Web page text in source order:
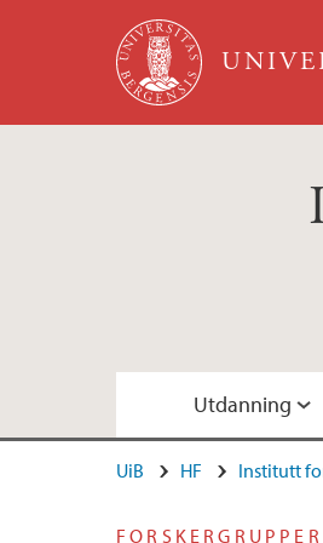
Hopp til hovedinnhold
Utdanning
Studieprogram
Forskergrupper
Ansattsider UiB
Fagkoordinatorer
Administrativt
UiB HF Institutt
FORSKERGRUPPER